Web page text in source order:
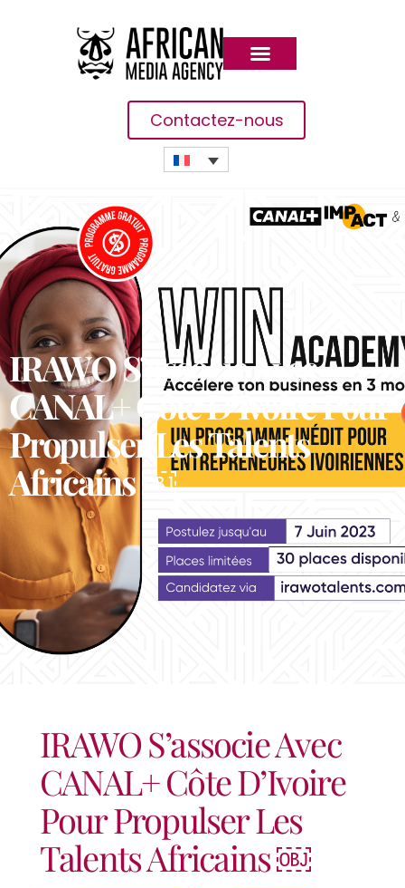
Contactez-nous
IRAWO S’associe Avec
CANAL+ Côte D’Ivoire Pour
Propulser Les Talents
Africains ￼
IRAWO S’associe Avec
CANAL+ Côte D’Ivoire
Pour Propulser Les
Talents Africains ￼